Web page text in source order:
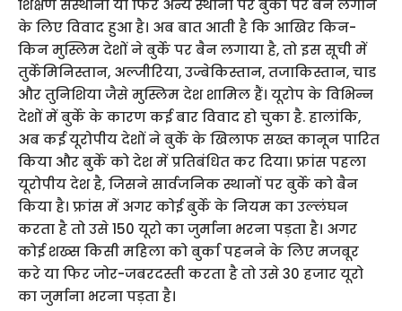
शिक्षण संस्थानों या फिर अन्य स्थानों पर बुर्का पर बैन लगाने
के लिए विवाद हुआ है। अब बात आती है कि आखिर किन-
किन मुस्लिम देशों ने बुर्के पर बैन लगाया है, तो इस सूची में
तुर्केमिनिस्तान, अल्जीरिया, उज्बेकिस्तान, तजाकिस्तान, चाड
और तुनिशिया जैसे मुस्लिम देश शामिल हैं। यूरोप के विभिन्न
देशों में बुर्के के कारण कई बार विवाद हो चुका है. हालांकि,
अब कई यूरोपीय देशों ने बुर्के के खिलाफ सख्त कानून पारित
किया और बुर्के को देश में प्रतिबंधित कर दिया। फ्रांस पहला
यूरोपीय देश है, जिसने सार्वजनिक स्थानों पर बुर्के को बैन
किया है। फ्रांस में अगर कोई बुर्के के नियम का उल्लंघन
करता है तो उसे 150 यूरो का जुर्माना भरना पड़ता है। अगर
कोई शख्स किसी महिला को बुर्का पहनने के लिए मजबूर
करे या फिर जोर-जबरदस्ती करता है तो उसे 30 हजार यूरो
का जुर्माना भरना पड़ता है।